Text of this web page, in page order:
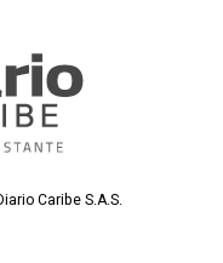
Caribe S.A.S.